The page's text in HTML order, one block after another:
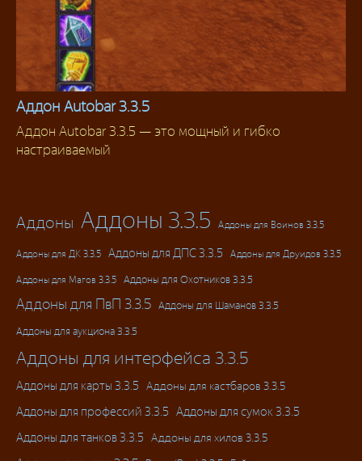
Аддоны 3.3.5
Аддон Autobar 3.3.5
Аддон Autobar 3.3.5 — это мощный и гибко
настраиваемый
Аддоны Аддоны 3.3.5 Аддоны для Воинов 3.3.5
Аддоны для ДК 3.3.5 Аддоны для ДПС 3.3.5 Аддоны для Друидов 3.3.5
Аддоны для Магов 3.3.5 Аддоны для Охотников 3.3.5
Аддоны для ПвП 3.3.5 Аддоны для Шаманов 3.3.5
Аддоны для аукциона 3.3.5
Аддоны для интерфейса 3.3.5
Аддоны для карты 3.3.5 Аддоны для кастбаров 3.3.5
Аддоны для профессий 3.3.5 Аддоны для сумок 3.3.5
Аддоны для танков 3.3.5 Аддоны для хилов 3.3.5